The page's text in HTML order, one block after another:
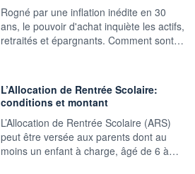
Rogné par une inflation inédite en 30
ans, le pouvoir d'achat inquiète les actifs,
retraités et épargnants. Comment sont…
L’Allocation de Rentrée Scolaire:
conditions et montant
L’Allocation de Rentrée Scolaire (ARS)
peut être versée aux parents dont au
moins un enfant à charge, âgé de 6 à…